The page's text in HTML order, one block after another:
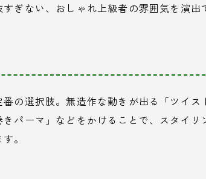
ぎない、おしゃれ上級者の雰囲気を演出
の選択肢。無造作な動きが出る「ツイス
パーマ」などをかけることで、スタイリ
。